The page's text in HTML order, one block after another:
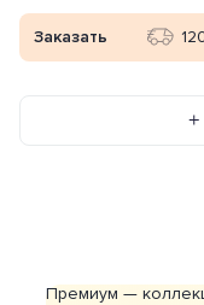
Заказать
Премиум —